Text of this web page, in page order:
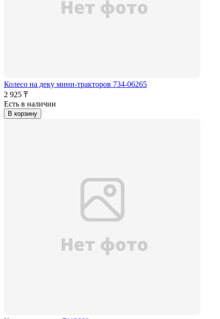
Колесо на деку мини-тракторов 734-06265
2 925 ₸
Есть в наличии
В корзину